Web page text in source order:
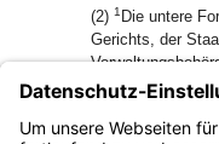
(2) 1 Die untere
Gerichts, der
Ermittlungen ist
Forstbehörde zu
unteren